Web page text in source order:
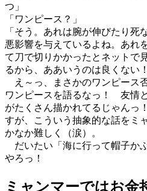
つ」
「ワンピース？」
「そう。あれは腕が伸びたり死
悪影響を与えているよね。あれ
て刀で切りかかったとネットで
るから、ああいうのは良くない！
え～っ、まさかのワンピース
ワンピースを語るなっ！ 友情
がたくさん描かれてるじゃん
すが、こういう抽象的な話をミ
かなか難しく（涙）。
だいたい「海に行って帽子か
やろっ！
ミャンマーではお金